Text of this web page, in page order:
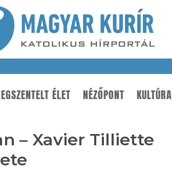
ÉLET NÉZŐPONT KULTÚRA
– Xavier Tilliette